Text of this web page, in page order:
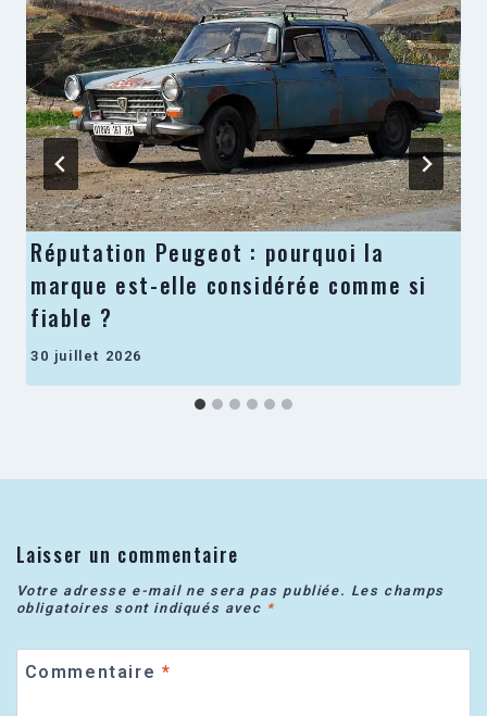
Réputation Peugeot : pourquoi la
marque est-elle considérée comme si
fiable ?
30 juillet 2026
Laisser un commentaire
Votre adresse e-mail ne sera pas publiée. Les champs
obligatoires sont indiqués avec *
Commentaire *